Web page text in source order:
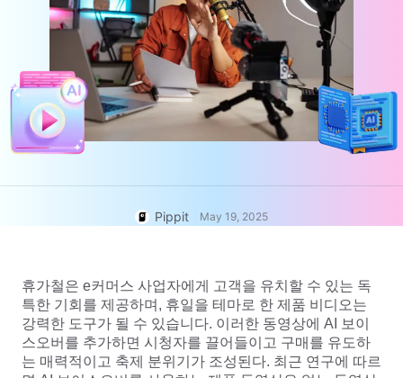
지금 편집
AI 제품 이미지
전문적인 제품 사진을 일괄적으로
AI 아바타 및 음성
실제 같은 다양한 AI 아바타 및 음
성을 이용해 소셜 커머스를 더 효과
사용자 계정
자산 관리
게시 및 분석
제품 이미지
원클릭 동영상 솔루션
비즈니스 팁
AI 기반 제품 포스터
상위 5가지 유형의 비즈니스 비
디오
AI 생성 제품 배경
판매 촉진 포스터 팁
소셜 미디어 팁
Facebook 커버 사진 만들기
Pippit May 19, 2025
휴가철은 e커머스 사업자에게 고객을 유치할 수 있는 독
특한 기회를 제공하며, 휴일을 테마로 한 제품 비디오는
강력한 도구가 될 수 있습니다. 이러한 동영상에 AI 보이
스오버를 추가하면 시청자를 끌어들이고 구매를 유도하
는 매력적이고 축제 분위기가 조성된다. 최근 연구에 따르